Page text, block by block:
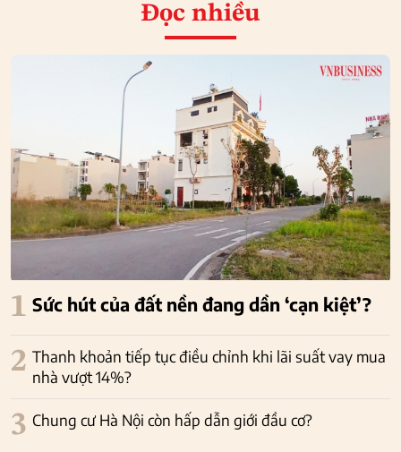
Đọc nhiều
1 Sức hút của đất nền đang dần ‘cạn kiệt’?
2 Thanh khoản tiếp tục điều chỉnh khi lãi suất vay mua
nhà vượt 14%?
3 Chung cư Hà Nội còn hấp dẫn giới đầu cơ?